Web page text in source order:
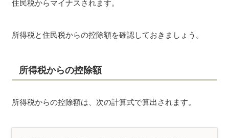
住民税からマイナスされます。
所得税と住民税からの控除額を確認しておきましょう。
所得税からの控除額
所得税からの控除額は、次の計算式で算出されます。